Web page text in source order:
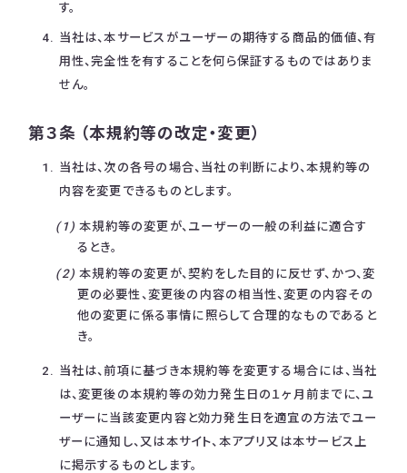
す。
当社は、本サービスがユーザーの期待する商品的価値、有
用性、完全性を有することを何ら保証するものではありま
せん。
第３条 （本規約等の改定・変更）
当社は、次の各号の場合、当社の判断により、本規約等の
内容を変更できるものとします。
本規約等の変更が、ユーザーの一般の利益に適合す
るとき。
本規約等の変更が、契約をした目的に反せず、かつ、変
更の必要性、変更後の内容の相当性、変更の内容その
他の変更に係る事情に照らして合理的なものであると
き。
当社は、前項に基づき本規約等を変更する場合には、当社
は、変更後の本規約等の効力発生日の１ヶ月前までに、ユ
ーザーに当該変更内容と効力発生日を適宜の方法でユー
ザーに通知し、又は本サイト、本アプリ又は本サービス上
に掲示するものとします。